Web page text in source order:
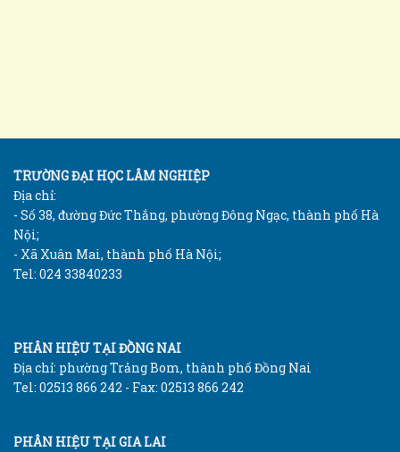
TRƯỜNG ĐẠI HỌC LÂM NGHIỆP
Địa chỉ:
- Số 38, đường Đức Thắng, phường Đông Ngạc, thành phố Hà
Nội;
- Xã Xuân Mai, thành phố Hà Nội;
Tel: 024 33840233
PHÂN HIỆU TẠI ĐỒNG NAI
Địa chỉ: phường Trảng Bom, thành phố Đồng Nai
Tel: 02513 866 242 - Fax: 02513 866 242
PHÂN HIỆU TẠI GIA LAI